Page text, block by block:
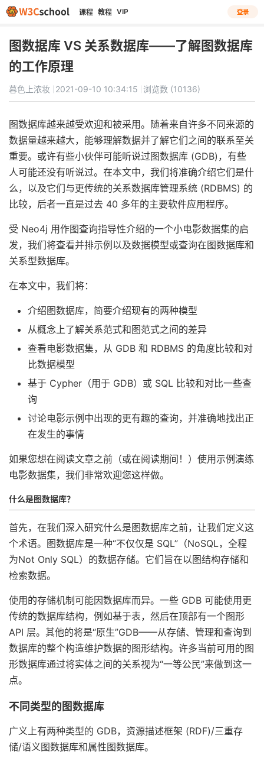
课程 教程 VIP 登录
图数据库 VS 关系数据库——了解图数据库
的工作原理
暮色上浓妆 2021-09-10 10:34:15 浏览数 (10136)
图数据库越来越受欢迎和被采用。随着来自许多不同来源的
数据量越来越大，能够理解数据并了解它们之间的联系至关
重要。或许有些小伙伴可能听说过图数据库 (GDB)，有些
人可能还没有听说过。在本文中，我们将准确介绍它们是什
么，以及它们与更传统的关系数据库管理系统 (RDBMS) 的
比较，后者一直是过去 40 多年的主要软件应用程序。
受 Neo4j 用作图查询指导性介绍的一个小电影数据集的启
发，我们将查看并排示例以及数据模型或查询在图数据库和
关系型数据库。
在本文中，我们将：
介绍图数据库，简要介绍现有的两种模型
从概念上了解关系范式和图范式之间的差异
查看电影数据集，从 GDB 和 RDBMS 的角度比较和对
比数据模型
基于 Cypher（用于 GDB）或 SQL 比较和对比一些查
询
讨论电影示例中出现的更有趣的查询，并准确地找出正
在发生的事情
如果您想在阅读文章之前（或在阅读期间！）使用示例演练
电影数据集，我们非常欢迎您这样做。
什么是图数据库？
首先，在我们深入研究什么是图数据库之前，让我们定义这
个术语。图数据库是一种“不仅仅是 SQL”（NoSQL，全程
为Not Only SQL）的数据存储。它们旨在以图结构存储和
检索数据。
使用的存储机制可能因数据库而异。一些 GDB 可能使用更
传统的数据库结构，例如基于表，然后在顶部有一个图形
API 层。其他的将是“原生”GDB——从存储、管理和查询到
数据库的整个构造维护数据的图形结构。许多当前可用的图
形数据库通过将实体之间的关系视为“一等公民”来做到这一
点。
不同类型的图数据库
广义上有两种类型的 GDB，资源描述框架 (RDF)/三重存
储/语义图数据库和属性图数据库。